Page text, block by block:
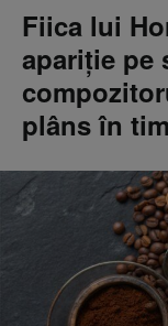
Fiica lui
apariție pe
plâns în